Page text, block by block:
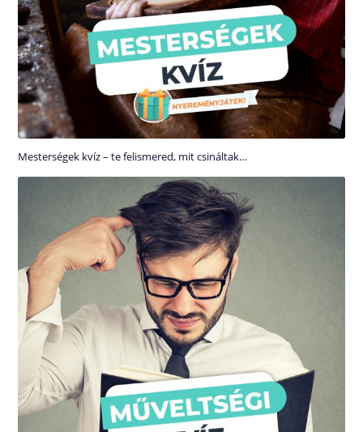
Mesterségek kvíz – te felismered, mit csináltak…